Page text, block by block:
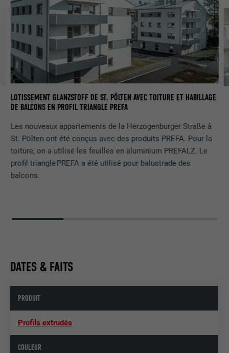
LOTISSEMENT GLANZSTOFF DE ST. PÖLTEN AVEC TOITURE ET HABILLAGE
DE BALCONS EN PROFIL TRIANGLE PREFA
Les nouveaux appartements de la Herzogenburger Straße à
St. Pölten ont été conçus avec des produits PREFA. Pour la
toiture, on a utilisé les feuilles en aluminium PREFALZ. Le
profil triangle PREFA a été utilisé pour balustrade des
balcons.
DATES & FAITS
PRODUIT
Profils extrudés
COULEUR